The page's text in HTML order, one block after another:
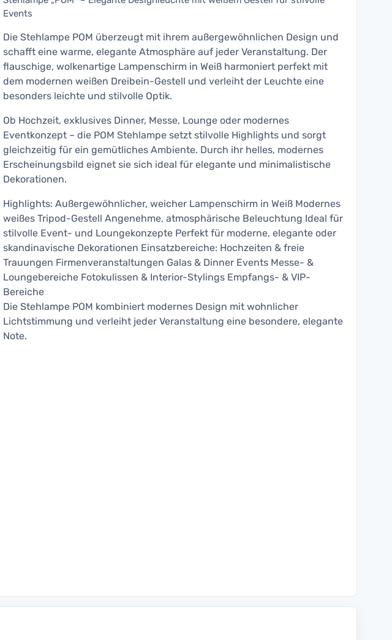
Events
Die Stehlampe POM überzeugt mit ihrem außergewöhnlichen Design und
schafft eine warme, elegante Atmosphäre auf jeder Veranstaltung. Der
flauschige, wolkenartige Lampenschirm in Weiß harmoniert perfekt mit
dem modernen weißen Dreibein-Gestell und verleiht der Leuchte eine
besonders leichte und stilvolle Optik.
Ob Hochzeit, exklusives Dinner, Messe, Lounge oder modernes
Eventkonzept – die POM Stehlampe setzt stilvolle Highlights und sorgt
gleichzeitig für ein gemütliches Ambiente. Durch ihr helles, modernes
Erscheinungsbild eignet sie sich ideal für elegante und minimalistische
Dekorationen.
Highlights: Außergewöhnlicher, weicher Lampenschirm in Weiß Modernes
weißes Tripod-Gestell Angenehme, atmosphärische Beleuchtung Ideal für
stilvolle Event- und Loungekonzepte Perfekt für moderne, elegante oder
skandinavische Dekorationen Einsatzbereiche: Hochzeiten & freie
Trauungen Firmenveranstaltungen Galas & Dinner Events Messe- &
Loungebereiche Fotokulissen & Interior-Stylings Empfangs- & VIP-
Bereiche
Die Stehlampe POM kombiniert modernes Design mit wohnlicher
Lichtstimmung und verleiht jeder Veranstaltung eine besondere, elegante
Note.